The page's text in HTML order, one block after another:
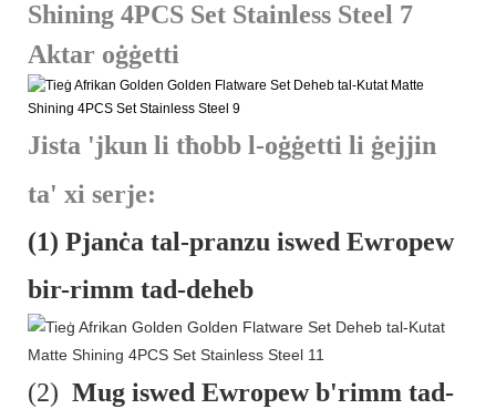
Aktar oġġetti
Jista 'jkun li tħobb l-oġġetti li ġejjin
ta' xi serje:
(1) Pjanċa tal-pranzu iswed Ewropew
bir-rimm tad-deheb
(2) Mug iswed Ewropew b'rimm tad-